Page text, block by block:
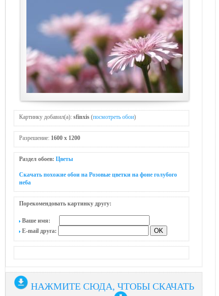
Картинку добавил(а): sfinxis (посмотреть обои)
Разрешение: 1600 x 1200
Раздел обоев: Цветы
Скачать похожие обои на Розовые цветки на фоне голубого
неба
Порекомендовать картинку другу:
Ваше имя:
E-mail друга:
НАЖМИТЕ СЮДА, ЧТОБЫ СКАЧАТЬ